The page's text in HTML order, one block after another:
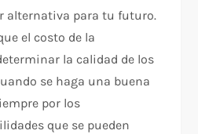
alternativa para tu futuro.
el costo de la
la calidad de los
se haga una buena
por los
que se pueden